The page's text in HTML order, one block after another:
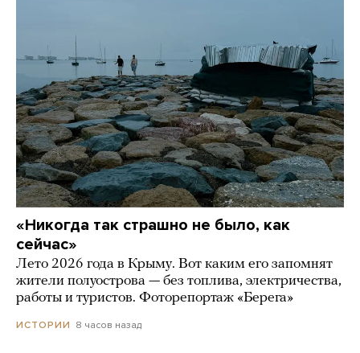
«Никогда так страшно не было, как
сейчас»
Лето 2026 года в Крыму. Вот каким его запомнят
жители полуострова — без топлива, электричества,
работы и туристов. Фоторепортаж «Берега»
ИСТОРИИ 8 часов назад